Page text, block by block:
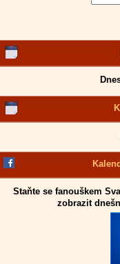
Staňte se fanouškem
zobrazit